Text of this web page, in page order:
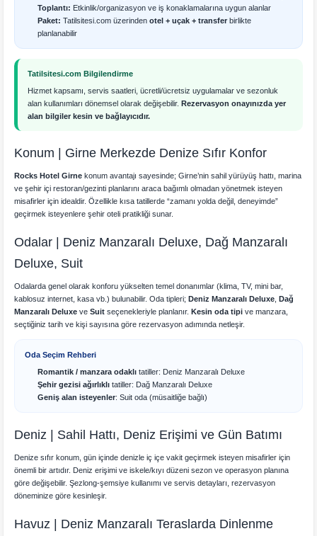
Toplantı: Etkinlik/organizasyon ve iş konaklamalarına uygun alanlar
Paket: Tatilsitesi.com üzerindenotel + uçak + transfer birlikte
planlanabilir
Tatilsitesi.com Bilgilendirme
Hizmet kapsamı, servis saatleri, ücretli/ücretsiz uygulamalar ve sezonluk
alan kullanımları dönemsel olarak değişebilir.Rezervasyon onayınızda yer
alan bilgiler kesin ve bağlayıcıdır.
Konum | Girne Merkezde Denize Sıfır Konfor
Rocks Hotel Girne konum avantajı sayesinde; Girne’nin sahil yürüyüş hattı, marina
ve şehir içi restoran/gezinti planlarını araca bağımlı olmadan yönetmek isteyen
misafirler için idealdir. Özellikle kısa tatillerde “zamanı yolda değil, deneyimde”
geçirmek isteyenlere şehir oteli pratikliği sunar.
Odalar | Deniz Manzaralı Deluxe, Dağ Manzaralı
Deluxe, Suit
Odalarda genel olarak konforu yükselten temel donanımlar (klima, TV, mini bar,
kablosuz internet, kasa vb.) bulunabilir. Oda tipleri;Deniz Manzaralı Deluxe ,Dağ
Manzaralı Deluxe veSuit seçenekleriyle planlanır.Kesin oda tipi ve manzara,
seçtiğiniz tarih ve kişi sayısına göre rezervasyon adımında netleşir.
Oda Seçim Rehberi
Romantik / manzara odaklı tatiller: Deniz Manzaralı Deluxe
Şehir gezisi ağırlıklı tatiller: Dağ Manzaralı Deluxe
Geniş alan isteyenler: Suit oda (müsaitliğe bağlı)
Deniz | Sahil Hattı, Deniz Erişimi ve Gün Batımı
Denize sıfır konum, gün içinde denizle iç içe vakit geçirmek isteyen misafirler için
önemli bir artıdır. Deniz erişimi ve iskele/kıyı düzeni sezon ve operasyon planına
göre değişebilir. Şezlong-şemsiye kullanımı ve servis detayları, rezervasyon
döneminize göre kesinleşir.
Havuz | Deniz Manzaralı Teraslarda Dinlenme